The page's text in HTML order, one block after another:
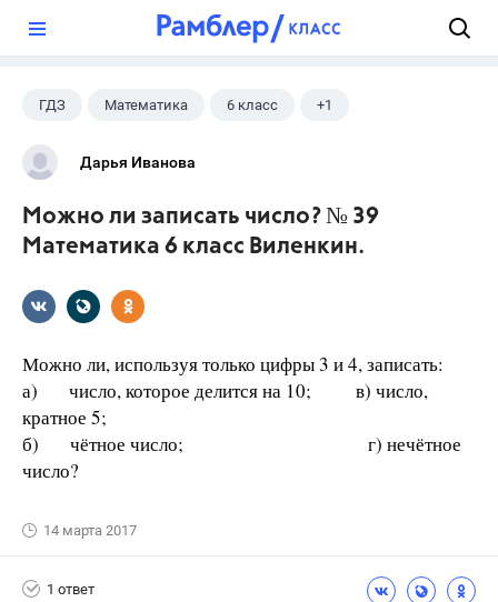
ГДЗ Математика 6 класс +1
Виленкин Н.Я.
Дарья Иванова
Можно ли записать число? № 39
Математика 6 класс Виленкин.
Можно ли, используя только цифры 3 и 4, записать:
а) число, которое делится на 10; в) число,
кратное 5;
б) чётное число; г) нечётное
число?
14 марта 2017
1 ответ